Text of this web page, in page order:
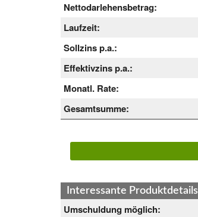
Nettodarlehensbetrag:
Laufzeit:
Sollzins p.a.:
Effektivzins p.a.:
Monatl. Rate:
Gesamtsumme:
Interessante Produktdetails
Umschuldung möglich: